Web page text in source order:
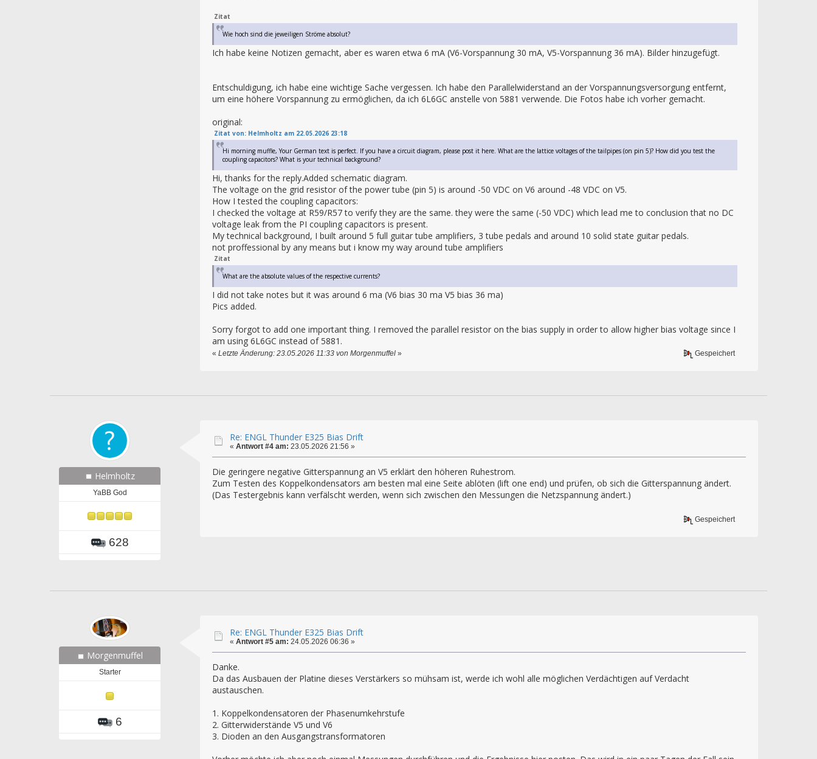
Zitat
Wie hoch sind die jeweiligen Ströme absolut?
Ich habe keine Notizen gemacht, aber es waren etwa 6 mA (V6-Vorspannung 30 mA, V5-Vorspannung 36 mA). Bilder hinzugefügt.
Entschuldigung, ich habe eine wichtige Sache vergessen. Ich habe den Parallelwiderstand an der Vorspannungsversorgung entfernt,
um eine höhere Vorspannung zu ermöglichen, da ich 6L6GC anstelle von 5881 verwende. Die Fotos habe ich vorher gemacht.
original:
Zitat von: Helmholtz am 22.05.2026 23:18
Hi morning muffle, Your German text is perfect. If you have a circuit diagram, please post it here. What are the lattice voltages of the tailpipes (on pin 5)? How did you test the
coupling capacitors? What is your technical background?
Hi, thanks for the reply.Added schematic diagram.
The voltage on the grid resistor of the power tube (pin 5) is around -50 VDC on V6 around -48 VDC on V5.
How I tested the coupling capacitors:
I checked the voltage at R59/R57 to verify they are the same. they were the same (-50 VDC) which lead me to conclusion that no DC
voltage leak from the PI coupling capacitors is present.
My technical background, I built around 5 full guitar tube amplifiers, 3 tube pedals and around 10 solid state guitar pedals.
not proffessional by any means but i know my way around tube amplifiers
Zitat
What are the absolute values ​​of the respective currents?
I did not take notes but it was around 6 ma (V6 bias 30 ma V5 bias 36 ma)
Pics added.
Sorry forgot to add one important thing. I removed the parallel resistor on the bias supply in order to allow higher bias voltage since I
am using 6L6GC instead of 5881.
« Letzte Änderung: 23.05.2026 11:33 von Morgenmuffel» Gespeichert
Helmholtz
YaBB God
628
Re: ENGL Thunder E325 Bias Drift
« Antwort #4 am: 23.05.2026 21:56 »
Die geringere negative Gitterspannung an V5 erklärt den höheren Ruhestrom.
Zum Testen des Koppelkondensators am besten mal eine Seite ablöten (lift one end) und prüfen, ob sich die Gitterspannung ändert.
(Das Testergebnis kann verfälscht werden, wenn sich zwischen den Messungen die Netzspannung ändert.)
Gespeichert
Morgenmuffel
Starter
6
Re: ENGL Thunder E325 Bias Drift
« Antwort #5 am: 24.05.2026 06:36 »
Danke.
Da das Ausbauen der Platine dieses Verstärkers so mühsam ist, werde ich wohl alle möglichen Verdächtigen auf Verdacht
austauschen.
1. Koppelkondensatoren der Phasenumkehrstufe
2. Gitterwiderstände V5 und V6
3. Dioden an den Ausgangstransformatoren